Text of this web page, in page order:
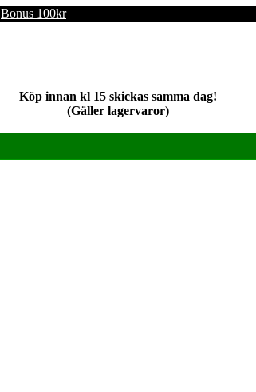
Bonus 100kr
Köp innan kl 15 skickas samma dag!
(Gäller lagervaror)